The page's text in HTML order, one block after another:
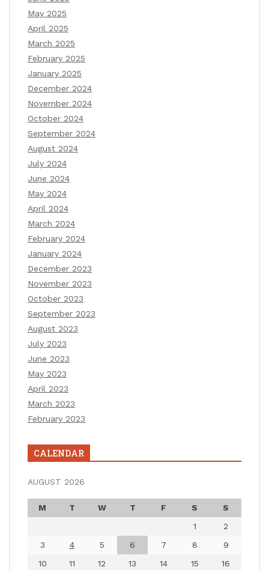
May 2025
April 2025
March 2025
February 2025
January 2025
December 2024
November 2024
October 2024
September 2024
August 2024
July 2024
June 2024
May 2024
April 2024
March 2024
February 2024
January 2024
December 2023
November 2023
October 2023
September 2023
August 2023
July 2023
June 2023
May 2023
April 2023
March 2023
February 2023
CALENDAR
AUGUST 2026
M T W T F S
S
1
2
3
4 5 6 7 8
9
10
11 12 13 14 15
16